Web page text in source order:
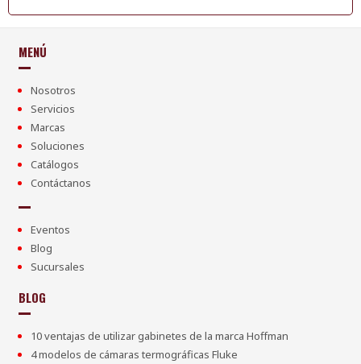
MENÚ
Nosotros
Servicios
Marcas
Soluciones
Catálogos
Contáctanos
Eventos
Blog
Sucursales
BLOG
10 ventajas de utilizar gabinetes de la marca Hoffman
4 modelos de cámaras termográficas Fluke